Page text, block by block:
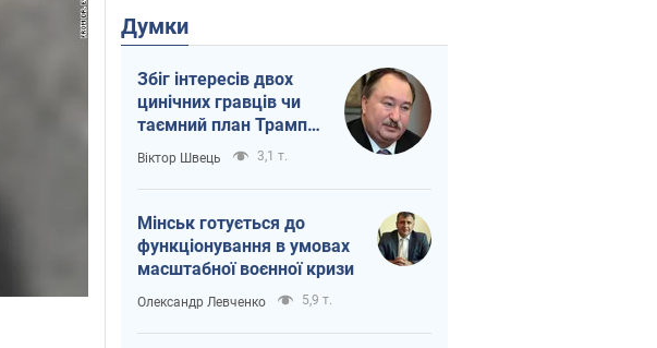
Думки
Збіг інтересів двох
цинічних гравців чи
таємний план Трампа
і Путіна?
Віктор Швець 3,1 т.
Мінськ готується до
функціонування в умовах
масштабної воєнної кризи
Олександр Левченко 5,9 т.